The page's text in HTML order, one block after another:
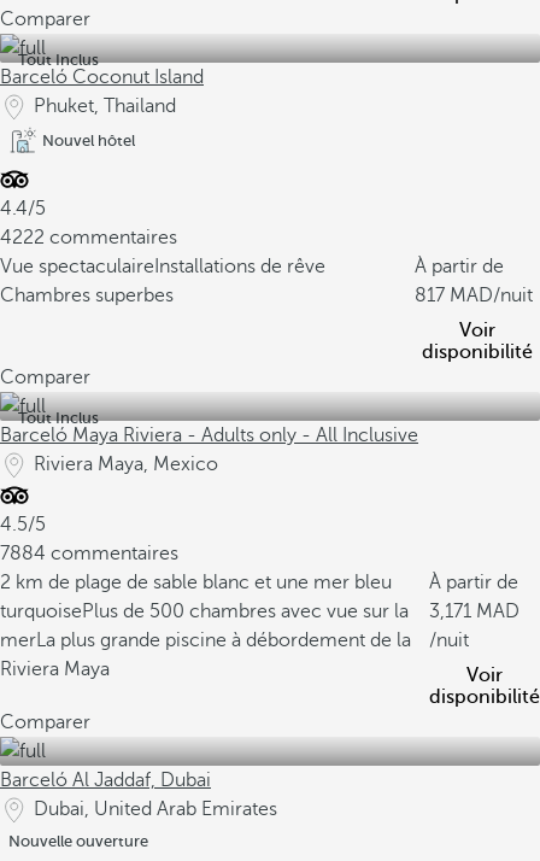
Comparer
Tout Inclus
Barceló Coconut Island
Phuket, Thailand
Nouvel hôtel
4.4/5
4222 commentaires
Vue spectaculaire Installations de rêve
Chambres superbes
À partir de
817
/nuit
Voir
disponibilité
Comparer
Tout Inclus
Barceló Maya Riviera - Adults only - All Inclusive
Riviera Maya, Mexico
4.5/5
7884 commentaires
2 km de plage de sable blanc et une mer bleu
turquoisePlus de 500 chambres avec vue sur la
merLa plus grande piscine à débordement de la
Riviera Maya
À partir de
3,171
/nuit
Voir
disponibilité
Comparer
Barceló Al Jaddaf, Dubai
Dubai, United Arab Emirates
Nouvelle ouverture